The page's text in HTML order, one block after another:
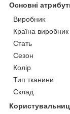
Основні
Виробник
Країна виробник
Стать
Сезон
Колір
Тип тканини
Склад